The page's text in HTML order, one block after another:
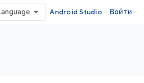
Android Studio Войти